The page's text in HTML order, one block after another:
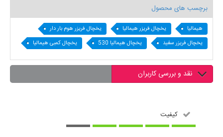
برچسب های محصول
هیمالیا یخچال فریزر هیمالیا
یخچال فریزر هوم بار دار
یخچال فریزر سفید
یخچال هیمالیا 530 یخچال کمبی هیمالیا
نقد و بررسی کاربران
کیفیت